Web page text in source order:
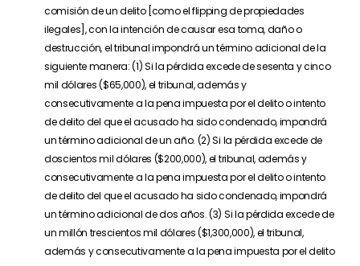
comisión de un delito [como el flipping de propiedades
ilegales], con la intención de causar esa toma, daño o
destrucción, el tribunal impondrá un término adicional de la
siguiente manera: (1) Si la pérdida excede de sesenta y cinco
mil dólares ($65,000), el tribunal, además y
consecutivamente a la pena impuesta por el delito o intento
de delito del que el acusado ha sido condenado, impondrá
un término adicional de un año. (2) Si la pérdida excede de
doscientos mil dólares ($200,000), el tribunal, además y
consecutivamente a la pena impuesta por el delito o intento
de delito del que el acusado ha sido condenado, impondrá
un término adicional de dos años. (3) Si la pérdida excede de
un millón trescientos mil dólares ($1,300,000), el tribunal,
además y consecutivamente a la pena impuesta por el delito